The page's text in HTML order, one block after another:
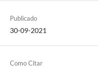
Publicado
30-09-2021
Como Citar